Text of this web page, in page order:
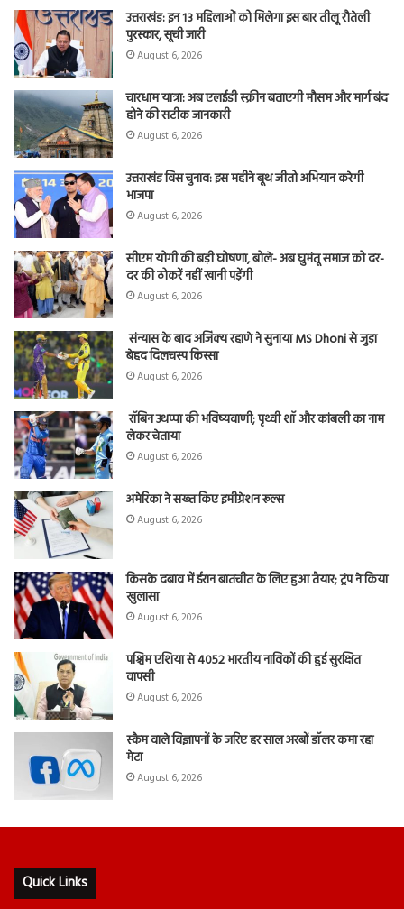
उत्तराखंड: इन 13 महिलाओं को मिलेगा इस बार तीलू रौतेली
पुरस्कार, सूची जारी
August 6, 2026
चारधाम यात्रा: अब एलईडी स्क्रीन बताएगी मौसम और मार्ग बंद
होने की सटीक जानकारी
August 6, 2026
उत्तराखंड विस चुनाव: इस महीने बूथ जीतो अभियान करेगी
भाजपा
August 6, 2026
सीएम योगी की बड़ी घोषणा, बोले- अब घुमंतू समाज को दर-
दर की ठोकरें नहीं खानी पड़ेंगी
August 6, 2026
संन्यास के बाद अजिंक्‍य रहाणे ने सुनाया MS Dhoni से जुड़ा
बेहद दिलचस्प किस्सा
August 6, 2026
रॉबिन उथप्पा की भविष्यवाणी; पृथ्वी शॉ और कांबली का नाम
लेकर चेताया
August 6, 2026
अमेरिका ने सख्त किए इमीग्रेशन रूल्स
August 6, 2026
किसके दबाव में ईरान बातचीत के लिए हुआ तैयार; ट्रंप ने किया
खुलासा
August 6, 2026
पश्चिम एशिया से 4052 भारतीय नाविकों की हुई सुरक्षित
वापसी
August 6, 2026
स्कैम वाले विज्ञापनों के जरिए हर साल अरबों डॉलर कमा रहा
मेटा
August 6, 2026
Quick Links